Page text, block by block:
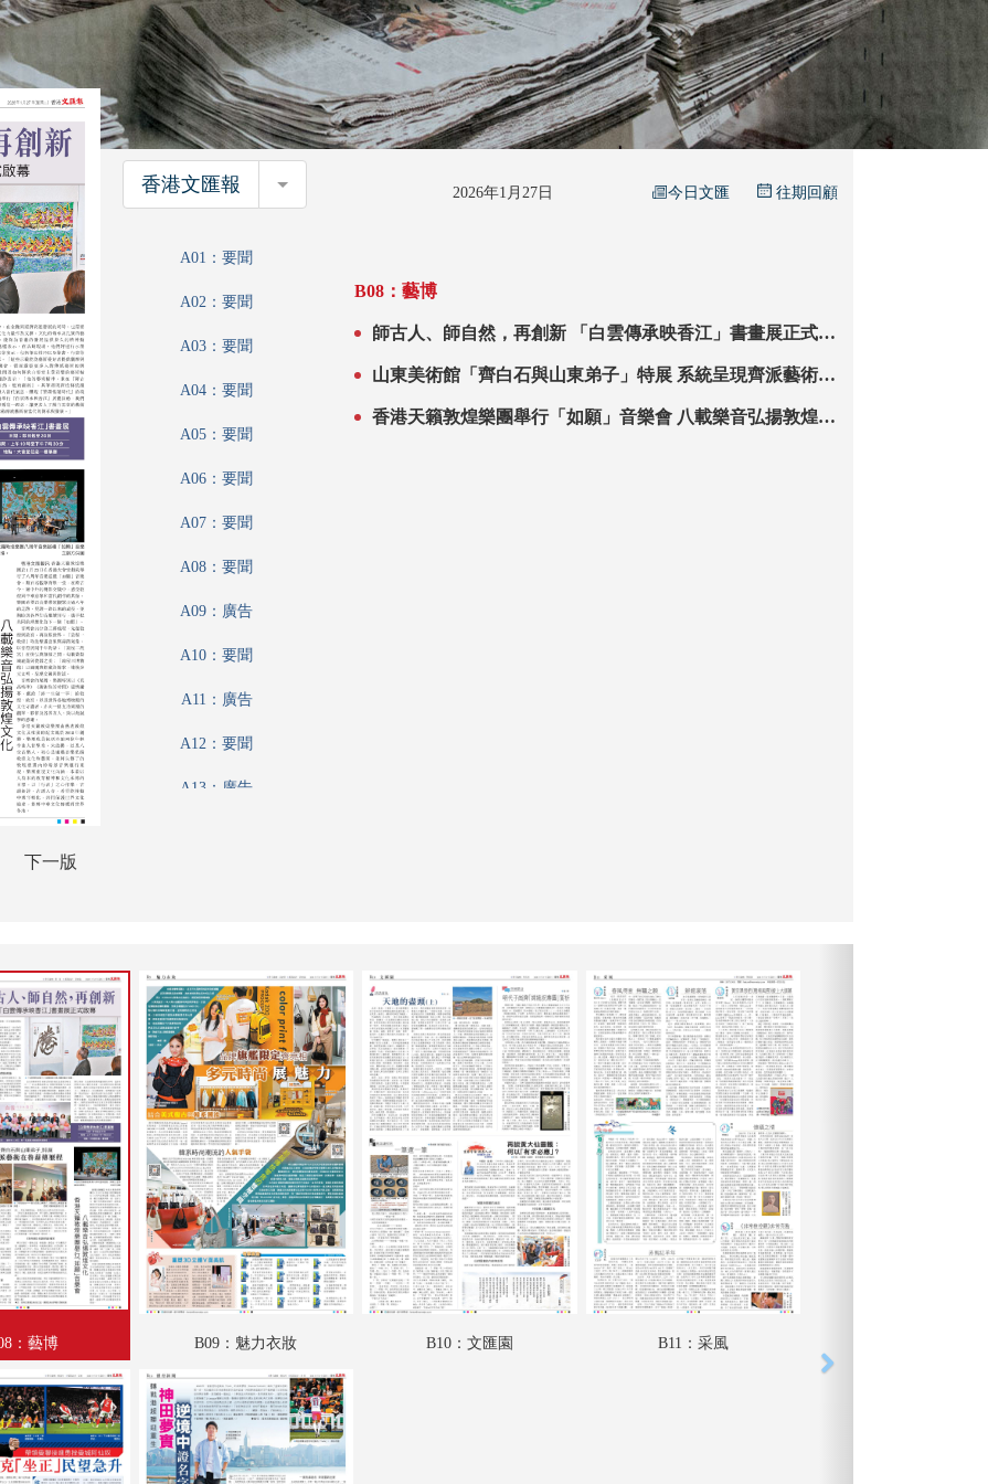
下一版
香港文匯報 香港文匯報 2026年1月27日 今日文匯 往期回顧
A01：要聞
A02：要聞
A03：要聞
A04：要聞
A05：要聞
A06：要聞
A07：要聞
A08：要聞
A09：廣告
A10：要聞
A11：廣告
A12：要聞
A13：廣告
A18：港聞
A19：港聞
A20：文匯論壇
A21：內地
A22：國際
A23：文匯專題
A24：國際
AA01：廣告
AA03：廣告
AA04：廣告
B08：藝博
師古人、師自然，再創新 「白雲傳承映香江」書畫展正式啟
山東美術館「齊白石與山東弟子」特展 系統呈現齊派藝術在
香港天籟敦煌樂團舉行「如願」音樂會 八載樂音弘揚敦煌文
：藝博 B09：魅力衣妝 B10：文匯園 B11：采風